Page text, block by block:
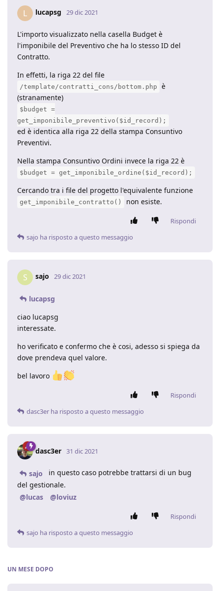
L lucapsg 29 dic 2021
L'importo visualizzato nella casella Budget è
l'imponibile del Preventivo che ha lo stesso ID del
Contratto.
In effetti, la riga 22 del file
/template/contratti_cons/bottom.php
è
(stranamente)
$budget =
get_imponibile_preventivo($id_record);
ed è identica alla riga 22 della stampa Consuntivo
Preventivi.
Nella stampa Consuntivo Ordini invece la riga 22 è
$budget = get_imponibile_ordine($id_record);
Cercando tra i file del progetto l'equivalente funzione
get_imponibile_contratto() non esiste.
Rispondi
sajo ha risposto a questo messaggio
S sajo 29 dic 2021
lucapsg
ciao lucapsg
interessate.
ho verificato e confermo che è cosi, adesso si spiega da
dove prendeva quel valore.
bel lavoro
Rispondi
dasc3er ha risposto a questo messaggio
dasc3er 31 dic 2021
sajo
in questo caso potrebbe trattarsi di un bug
del gestionale.
@lucas
@loviuz
Rispondi
sajo ha risposto a questo messaggio
UN MESE DOPO